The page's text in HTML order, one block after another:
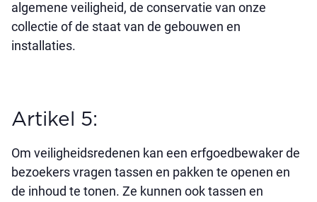
algemene veiligheid, de conservatie van onze
collectie of de staat van de gebouwen en
installaties.
Artikel 5:
Om veiligheidsredenen kan een erfgoedbewaker de
bezoekers vragen tassen en pakken te openen en
de inhoud te tonen. Ze kunnen ook tassen en